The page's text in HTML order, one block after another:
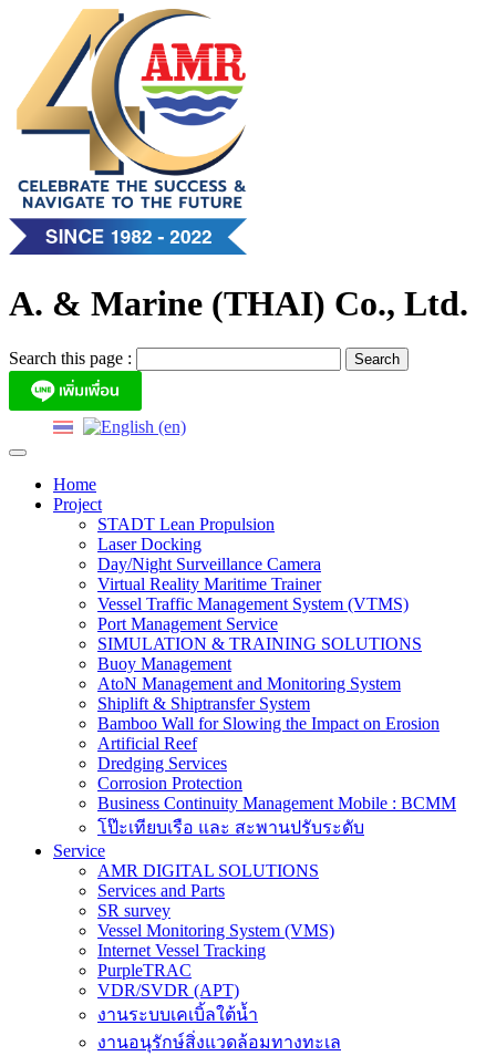
content
A. & Marine (THAI) Co., Ltd.
Search this page :
Home
Project
STADT Lean Propulsion
Laser Docking
Day/Night Surveillance Camera
Virtual Reality Maritime Trainer
Vessel Traffic Management System (VTMS)
Port Management Service
SIMULATION & TRAINING SOLUTIONS
Buoy Management
AtoN Management and Monitoring System
Shiplift & Shiptransfer System
Bamboo Wall for Slowing the Impact on Erosion
Artificial Reef
Dredging Services
Corrosion Protection
Business Continuity Management Mobile : BCMM
โป๊ะเทียบเรือ และ สะพานปรับระดับ
Service
AMR DIGITAL SOLUTIONS
Services and Parts
SR survey
Vessel Monitoring System (VMS)
Internet Vessel Tracking
PurpleTRAC
VDR/SVDR (APT)
งานระบบเคเบิ้ลใต้น้ำ
งานอนุรักษ์สิ่งแวดล้อมทางทะเล